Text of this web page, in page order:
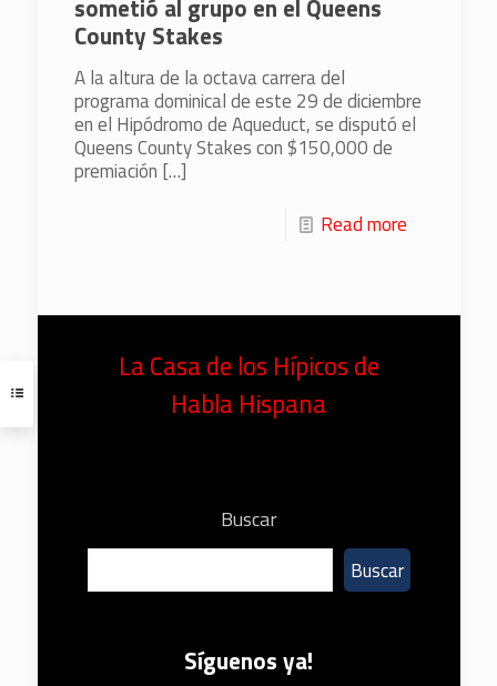
sometió al grupo en el Queens
County Stakes
A la altura de la octava carrera del
programa dominical de este 29 de diciembre
en el Hipódromo de Aqueduct, se disputó el
Queens County Stakes con $150,000 de
premiación […]
Read more
La Casa de los Hípicos de
Habla Hispana
Buscar
Buscar
Síguenos ya!